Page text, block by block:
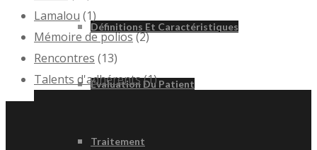
Définitions Et Caractéristiques
Évaluation Du Patient
Traitement
Lamalou (1)
Mémoire de polios(2)
Rencontres (13)
Talents d'adhérents(1)